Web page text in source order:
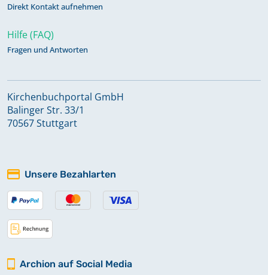
Direkt Kontakt aufnehmen
Hilfe (FAQ)
Fragen und Antworten
Kirchenbuchportal GmbH
Balinger Str. 33/1
70567 Stuttgart
Unsere Bezahlarten
Archion auf Social Media